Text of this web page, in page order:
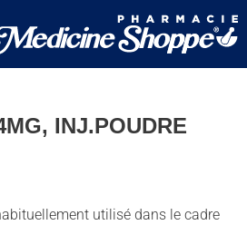
INJ.POUDRE
utilisé dans le cadre